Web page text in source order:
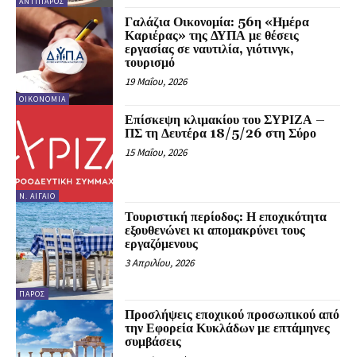
ΟΙΚΟΝΟΜΊΑ
Γαλάζια Οικονομία: 56η «Ημέρα
Καριέρας» της ΔΥΠΑ με θέσεις
εργασίας σε ναυτιλία, γιότινγκ,
τουρισμό
19 Μαΐου, 2026
Ν. ΑΙΓΑΊΟ
Επίσκεψη κλιμακίου του ΣΥΡΙΖΑ –
ΠΣ τη Δευτέρα 18/5/26 στη Σύρο
15 Μαΐου, 2026
ΠΆΡΟΣ
Τουριστική περίοδος: Η εποχικότητα
εξουθενώνει κι απομακρύνει τους
εργαζόμενους
3 Απριλίου, 2026
Προσλήψεις εποχικού προσωπικού από
την Εφορεία Κυκλάδων με επτάμηνες
συμβάσεις